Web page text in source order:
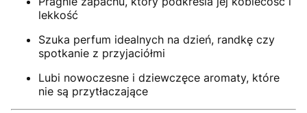
lekkość
Szuka perfum idealnych na dzień, randkę czy
spotkanie z przyjaciółmi
Lubi nowoczesne i dziewczęce aromaty, które
nie są przytłaczające